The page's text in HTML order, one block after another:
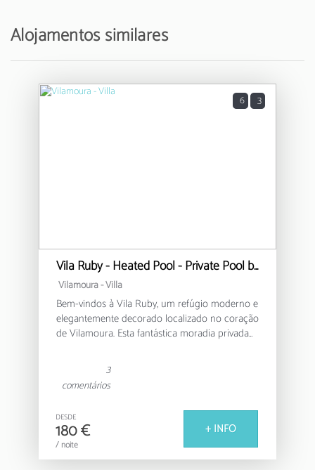
Alojamentos similares
6 3
Vila Ruby - Heated Pool - Private Pool by HD PROP
Vilamoura -Villa
Bem-vindos à Vila Ruby, um refúgio moderno e
elegantemente decorado localizado no coração
de Vilamoura. Esta fantástica moradia privada
(50euros por noite) , oferece um ambiente
perfeito para famílias e grupos de até 6
pessoas, com um design contemporâneo e
pormenores cuidadosamente selecionados.
A casa dispõe de 3 quartos espaçosos, todos
equipados com camas de casal confortáveis,
3
comentários
DESDE
180 €
/ noite
+ INFO